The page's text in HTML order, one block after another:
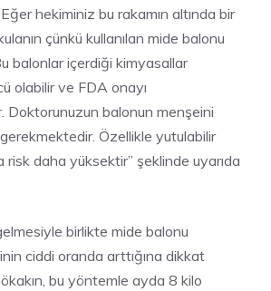
hekiminiz bu rakamın altında bir
çünkü kullanılan mide balonu
balonlar içerdiği kimyasallar
olabilir ve FDA onayı
Doktorunuzun balonun menşeini
Özellikle yutulabilir
risk daha yüksektir” şeklinde uyarıda
birlikte mide balonu
ciddi oranda arttığına dikkat
bu yöntemle ayda 8 kilo